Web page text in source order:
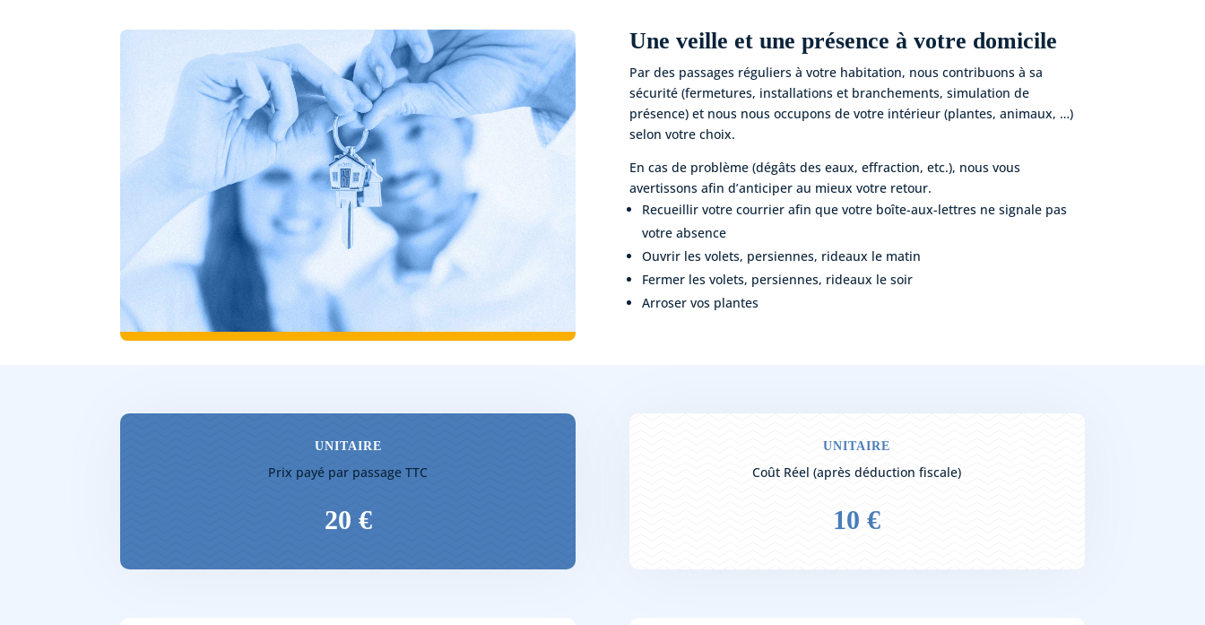
Une veille et une présence à votre domicile
Par des passages réguliers à votre habitation, nous contribuons à sa
sécurité (fermetures, installations et branchements, simulation de
présence) et nous nous occupons de votre intérieur (plantes, animaux, …)
selon votre choix.
En cas de problème (dégâts des eaux, effraction, etc.), nous vous
avertissons afin d’anticiper au mieux votre retour.
Recueillir votre courrier afin que votre boîte-aux-lettres ne signale pas
votre absence
Ouvrir les volets, persiennes, rideaux le matin
Fermer les volets, persiennes, rideaux le soir
Arroser vos plantes
UNITAIRE
Prix payé par passage TTC
20 €
UNITAIRE
Coût Réel (après déduction fiscale)
10 €